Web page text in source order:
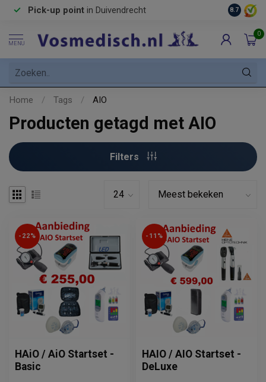
Pick-up point in Duivendrecht 8.7
MENU
0
Home / Tags / AIO
Producten getagd met AIO
Filters
-22%
HAiO / AiO Startset -
Basic
-11%
HAIO / AIO Startset -
DeLuxe